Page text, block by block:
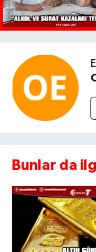
Bunlar da